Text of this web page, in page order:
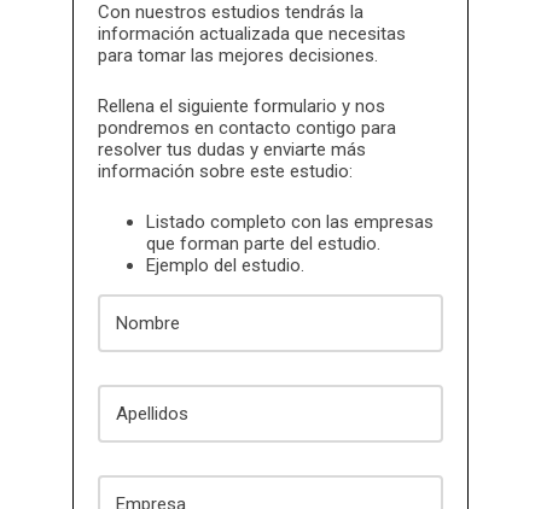
Con nuestros estudios tendrás la
información actualizada que necesitas
para tomar las mejores decisiones.
Rellena el siguiente formulario y nos
pondremos en contacto contigo para
resolver tus dudas y enviarte más
información sobre este estudio:
Listado completo con las empresas
que forman parte del estudio.
Ejemplo del estudio.
Nombre
Apellidos
Empresa